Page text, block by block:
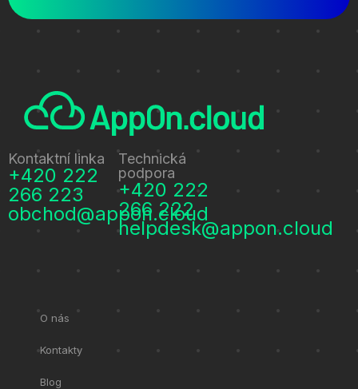
Kontaktní linka
+420 222
266 223
obchod@appon.cloud
Technická
podpora
+420 222
266 222
helpdesk@appon.cloud
O nás
Kontakty
Blog